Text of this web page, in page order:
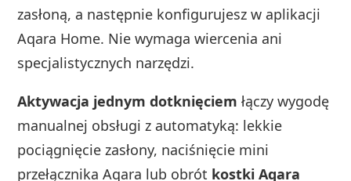
zasłoną, a następnie konfigurujesz w aplikacji
Aqara Home. Nie wymaga wiercenia ani
specjalistycznych narzędzi.
Aktywacja jednym dotknięciem łączy wygodę
manualnej obsługi z automatyką: lekkie
pociągnięcie zasłony, naciśnięcie mini
przełącznika Aqara lub obrót kostki Aqara